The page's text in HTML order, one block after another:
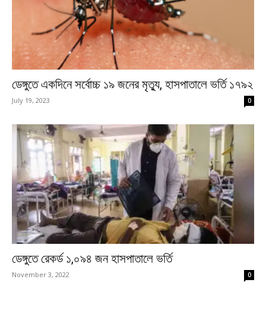
ডেঙ্গুতে একদিনে সর্বোচ্চ ১৯ জনের মৃত্যু, হাসপাতালে ভর্তি ১৭৯২
July 19, 2023 0
ডেঙ্গুতে রেকর্ড ১,০৯৪ জন হাসপাতালে ভর্তি
November 3, 2022 0